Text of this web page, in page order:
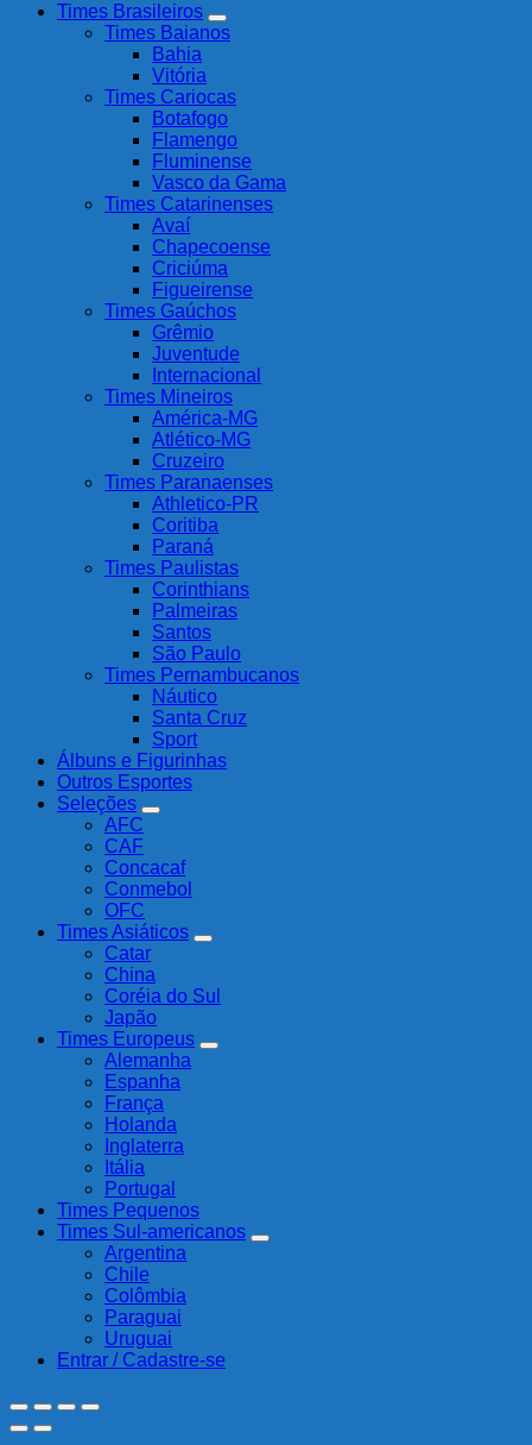
Times Brasileiros
Times Baianos
Bahia
Vitória
Times Cariocas
Botafogo
Flamengo
Fluminense
Vasco da Gama
Times Catarinenses
Avaí
Chapecoense
Criciúma
Figueirense
Times Gaúchos
Grêmio
Juventude
Internacional
Times Mineiros
América-MG
Atlético-MG
Cruzeiro
Times Paranaenses
Athletico-PR
Coritiba
Paraná
Times Paulistas
Corinthians
Palmeiras
Santos
São Paulo
Times Pernambucanos
Náutico
Santa Cruz
Sport
Álbuns e Figurinhas
Outros Esportes
Seleções
AFC
CAF
Concacaf
Conmebol
OFC
Times Asiáticos
Catar
China
Coréia do Sul
Japão
Times Europeus
Alemanha
Espanha
França
Holanda
Inglaterra
Itália
Portugal
Times Pequenos
Times Sul-americanos
Argentina
Chile
Colômbia
Paraguai
Uruguai
Entrar / Cadastre-se